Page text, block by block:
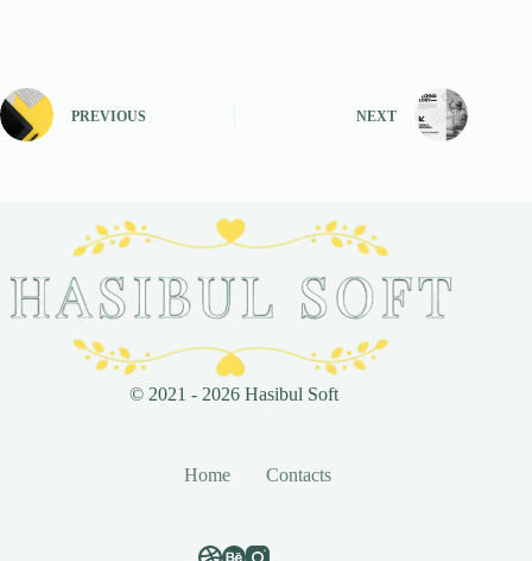
PREVIOUS NEXT
© 2021 - 2026 Hasibul Soft
Home Contacts